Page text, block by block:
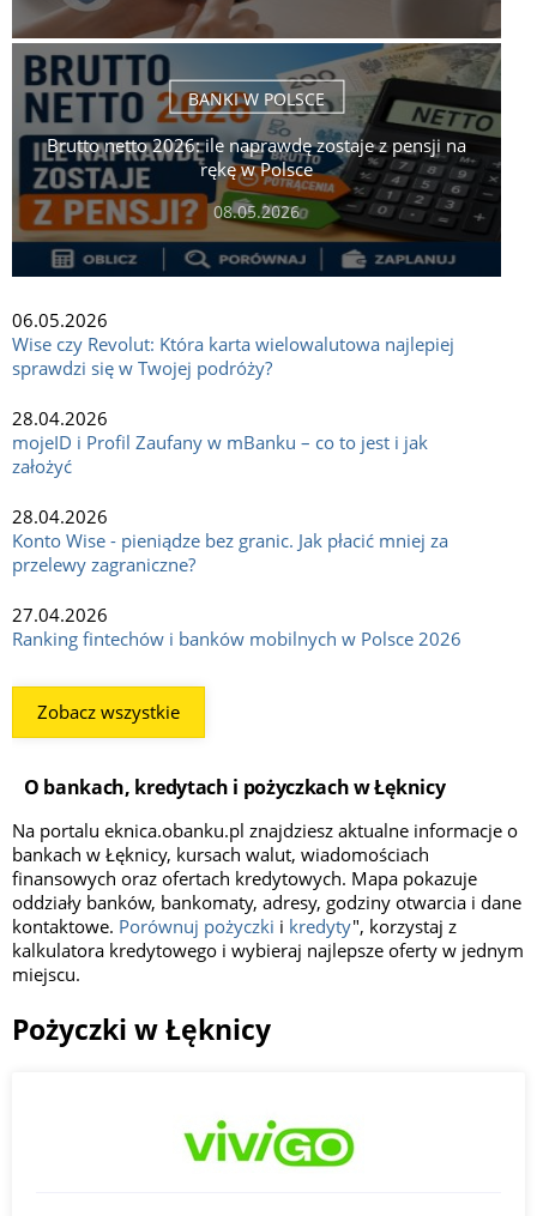
BANKI W POLSCE
Brutto netto 2026: ile naprawdę zostaje z pensji na
rękę w Polsce
08.05.2026
06.05.2026
Wise czy Revolut: Która karta wielowalutowa najlepiej
sprawdzi się w Twojej podróży?
28.04.2026
mojeID i Profil Zaufany w mBanku – co to jest i jak
założyć
28.04.2026
Konto Wise - pieniądze bez granic. Jak płacić mniej za
przelewy zagraniczne?
27.04.2026
Ranking fintechów i banków mobilnych w Polsce 2026
Zobacz wszystkie
O bankach, kredytach i pożyczkach w Łęknicy
Na portalu eknica.obanku.pl znajdziesz aktualne informacje o
bankach w Łęknicy, kursach walut, wiadomościach
finansowych oraz ofertach kredytowych. Mapa pokazuje
oddziały banków, bankomaty, adresy, godziny otwarcia i dane
kontaktowe. Porównuj pożyczki i kredyty", korzystaj z
kalkulatora kredytowego i wybieraj najlepsze oferty w jednym
miejscu.
Pożyczki w Łęknicy